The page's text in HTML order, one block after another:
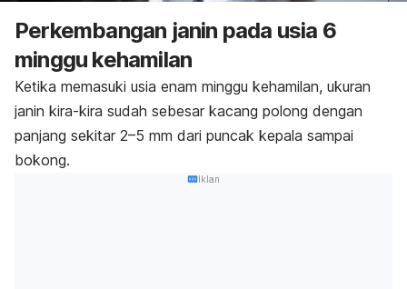
Perkembangan janin pada usia 6
minggu kehamilan
Ketika memasuki usia enam minggu kehamilan, ukuran
janin kira-kira sudah sebesar kacang polong dengan
panjang sekitar 2–5 mm dari puncak kepala sampai
bokong.
Iklan